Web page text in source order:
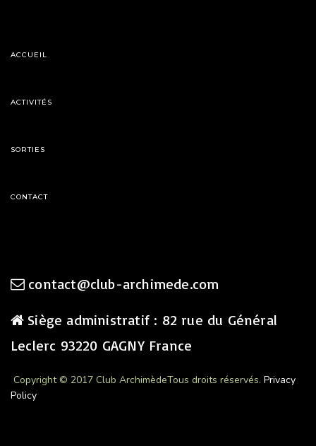
ACCUEIL
ACTIVITÉS
SORTIES
CONTACT
contact@club-archimede.com
Siège administratif : 82 rue du Général
Leclerc 93220 GAGNY France
Copyright © 2017 Club ArchimèdeTous droits réservés. Privacy
Policy